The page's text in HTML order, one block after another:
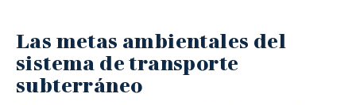
Las metas ambientales del
sistema de transporte
subterráneo